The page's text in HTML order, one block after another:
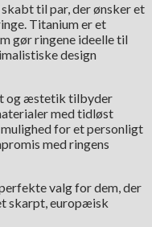
til par, der ønsker et
Titanium er et
gør ringene ideelle til
design
og æstetik tilbyder
med tidløst
for et personligt
med ringens
valg for dem, der
skarpt, europæisk